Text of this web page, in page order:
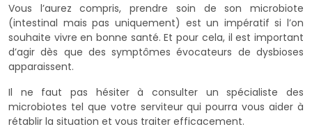
Vous l’aurez compris, prendre soin de son microbiote
(intestinal mais pas uniquement) est un impératif si l’on
souhaite vivre en bonne santé. Et pour cela, il est important
d’agir dès que des symptômes évocateurs de dysbioses
apparaissent.
Il ne faut pas hésiter à consulter un spécialiste des
microbiotes tel que votre serviteur qui pourra vous aider à
rétablir la situation et vous traiter efficacement.